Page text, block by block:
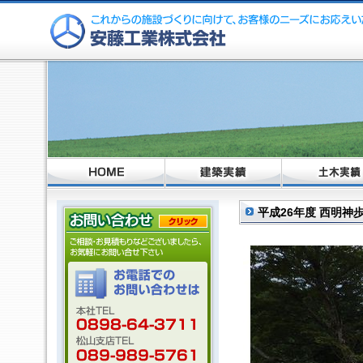
平成26年度 西明神